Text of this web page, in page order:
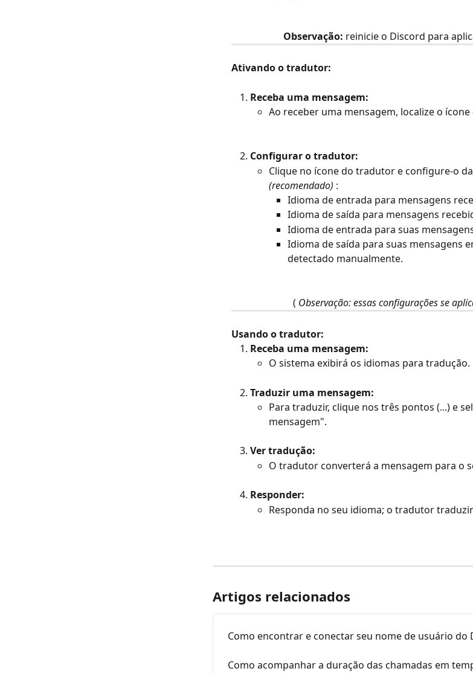
Observação: reinicie o Discord para
Ativando o tradutor:
Receba uma mensagem:
Ao receber uma mensagem, localize o
Configurar o tradutor:
Clique no ícone do tradutor e configure-o
(recomendado) :
Idioma de entrada para mensagens
Idioma de saída para mensagens
Idioma de entrada para suas
Idioma de saída para suas mensagens
detectado manualmente.
( Observação: essas configurações se
Usando o tradutor:
Receba uma mensagem:
O sistema exibirá os idiomas para tradução.
Traduzir uma mensagem:
Para traduzir, clique nos três pontos (...) e
mensagem".
Ver tradução:
O tradutor converterá a mensagem para o
Responder:
Responda no seu idioma; o tradutor
Artigos relacionados
Como encontrar e conectar seu nome de usuário do
Como acompanhar a duração das chamadas em